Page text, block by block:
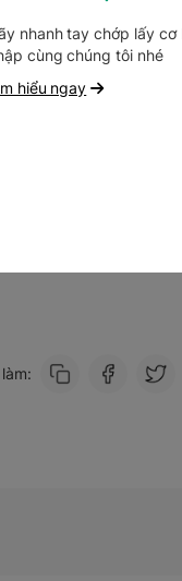
tynhanh tay chớp lấy cơ
cùng chúng tôi nhé
hiểu ngay